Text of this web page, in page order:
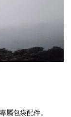
屬包袋配件。